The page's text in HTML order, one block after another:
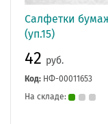
Салфетки
(уп.15)
42 руб.
Код: НФ-00011653
На складе: